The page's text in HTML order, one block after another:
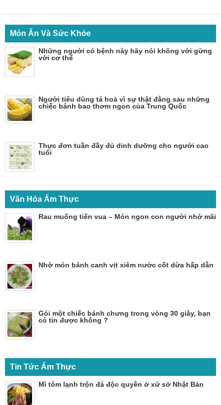
Món Ăn Và Sức Khỏe
Những người có bệnh này hãy nói không với gừng
với cơ thể
Người tiêu dùng tá hoả vì sự thật đằng sau những
chiếc bánh bao thơm ngon của Trung Quốc
Thực đơn tuần đầy đủ dinh dưỡng cho người cao
tuổi
Văn Hóa Ẩm Thực
Rau muống tiến vua – Món ngon con người nhớ mãi
Nhớ món bánh canh vịt xiêm nước cốt dừa hấp dẫn
Gói một chiếc bánh chưng trong vòng 30 giây, bạn
có tin được không ?
Tin Tức Ẩm Thực
Mì tôm lạnh trộn đá độc quyền ở xứ sở Nhật Bản